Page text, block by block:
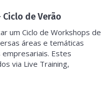
Ciclo de Verão
um Ciclo de Workshops de
áreas e temáticas
Estes
via Live Training,